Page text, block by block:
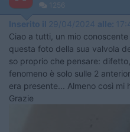
1256
Inserito il 29/04/2024 alle:
Ciao a tutti, un mio
questa foto della sua valvola
so proprio che pensare:
fenomeno è solo sulle 2
era presente... Almeno così mi
Grazie